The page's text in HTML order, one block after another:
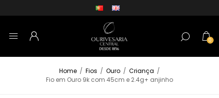
0
Home / Fios / Ouro / Criança /
Fio em Ouro 9k com 45cm e 2.4g+ anjinho